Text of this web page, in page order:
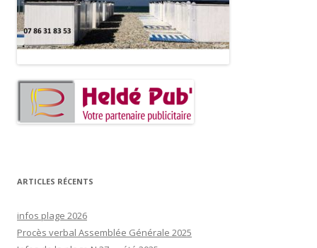
ARTICLES RÉCENTS
infos plage 2026
Procès verbal Assemblée Générale 2025